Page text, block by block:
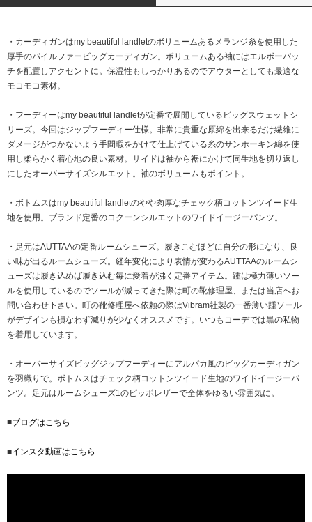
・カーディガンはmy beautiful landletのボリュームあるメランジ糸を使用した
厚手のパイルファービッグカーディガン。ボリュームある袖にはエルボーパッ
チを配置しアクセントに。保温性もしっかりあるのでアウターとしても最適な
モコモコ素材。
・フーディーはmy beautiful landletが定番で展開しているビッグスウェットシ
リーズ。今回はジップフーディー仕様。非常に貴重な原綿を出来るだけ繊維に
ダメージがつかないよう手間暇をかけて仕上げている糸のサンホーキン綿を使
用し柔らかく着心地の良い素材。サイドは袖から裾にかけて同生地を切り返し
にしたオーバーサイズシルエット。袖のボリュームもポイント。
・ボトムスはmy beautiful landletのやや肉厚なチェック柄コットンツイード生
地を使用。ブランド定番のコクーンシルエットのワイドイージーパンツ。
・足元はAUTTAAの定番ルームシューズ。履きこむほどに自分の形になり、良
い味が出るルームシューズ。経年変化により表情が変わるAUTTAAのルームシ
ューズは履き込めば履き込む毎に愛着が沸く定番アイテム。踵は極力薄いソー
ルを使用しているのでソールが減ってきた際は町の靴修理屋、または当店へお
問い合わせ下さい。町の靴修理屋へ依頼の際はVibram社製の一番薄い踵ソール
がデザインも損なわず減りが少なくオススメです。いつもコーデでは黒の私物
を着用しています。
・オーバーサイズビッグジップフーディーにアルパカ風のビッグカーディガン
を羽織りで。ボトムスはチェック柄コットンツイード生地のワイドイージーパ
ンツ。足元はルームシューズ1のピッポレザーで全体をゆるい雰囲気に。
■ブログはこちら
■インスタ動画はこちら